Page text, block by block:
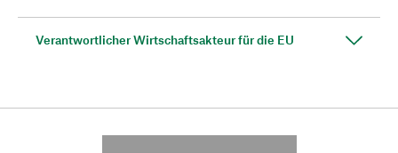
Verantwortlicher Wirtschaftsakteur für die EU